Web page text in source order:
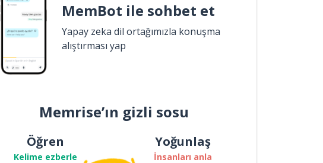
MemBot ile sohbet et
Yapay zeka dil ortağımızla konuşma
alıştırması yap
Memrise’ın gizli sosu
Öğren
Kelime ezberle
Yoğunlaş
İnsanları anla